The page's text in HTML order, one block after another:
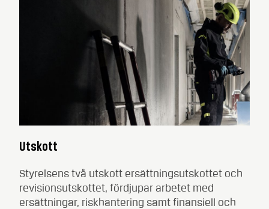
Utskott
Styrelsens två utskott ersättningsutskottet och
revisionsutskottet, fördjupar arbetet med
ersättningar, riskhantering samt finansiell och